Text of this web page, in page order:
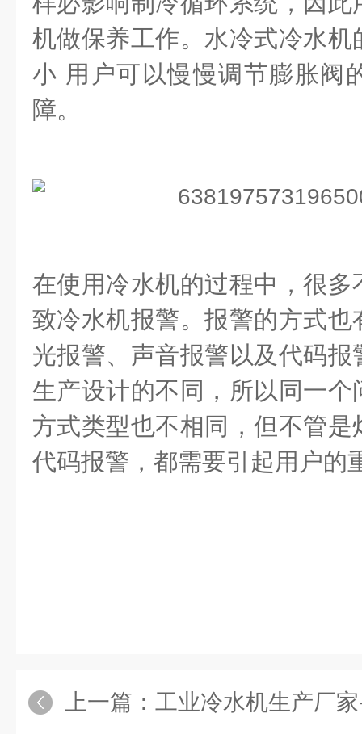
机做保养工作。水冷式冷水
小 用户可以慢慢调节膨胀阀
障。
在使用冷水机的过程中，很
致冷水机报警。报警的方式
光报警、声音报警以及代码
生产设计的不同，所以同一
方式类型也不相同，但不管
代码报警，都需要引起用户的
上一篇： 工业冷水机生产厂